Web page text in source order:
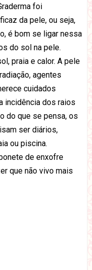
foi
da pele, ou seja,
é bom se ligar nessa
do sol na pele.
praia e calor. A pele
agentes
cuidados
incidência dos raios
do que se pensa, os
ser diários,
ou piscina.
de enxofre
que não vivo mais